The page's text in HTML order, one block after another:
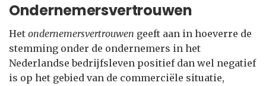
Ondernemersvertrouwen
Het ondernemersvertrouwen geeft aan in hoeverre de
stemming onder de ondernemers in het
Nederlandse bedrijfsleven positief dan wel negatief
is op het gebied van de commerciële situatie,